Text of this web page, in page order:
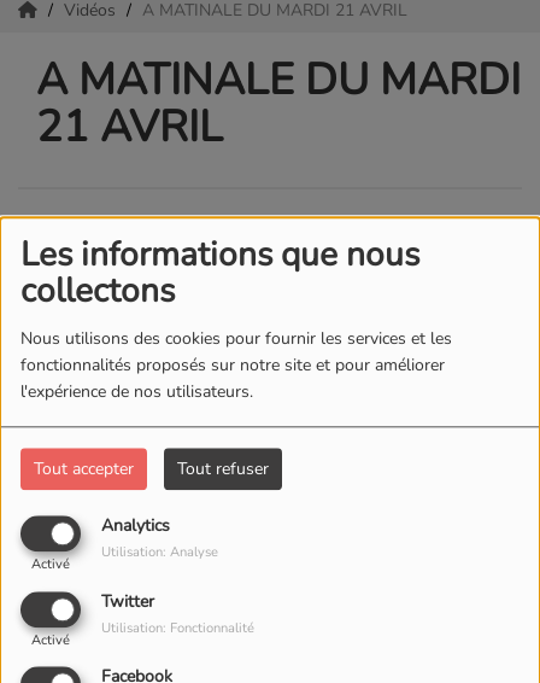
Les informations que nous
collectons
Nous utilisons des cookies pour fournir les services et les
fonctionnalités proposés sur notre site et pour améliorer
l'expérience de nos utilisateurs.
Tout accepter Tout refuser
Analytics
Activé
Utilisation: Analyse
Twitter
Activé
Utilisation: Fonctionnalité
Facebook
Vidéos A MATINALE DU MARDI 21 AVRIL
A MATINALE DU MARDI
21 AVRIL
21 AVRIL 2026